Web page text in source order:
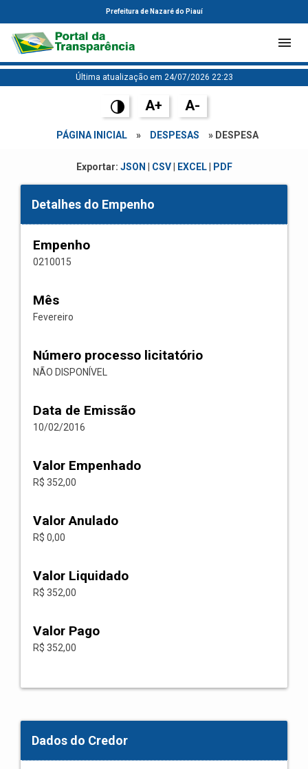
Prefeitura de Nazaré do Piauí
Última atualização em 24/07/2026 22:23
A+ A-
PÁGINA INICIAL » DESPESAS » DESPESA
Exportar: JSON CSV| EXCEL| PDF
Detalhes do Empenho
Empenho
0210015
Mês
Fevereiro
Número processo licitatório
NÃO DISPONÍVEL
Data de Emissão
10/02/2016
Valor Empenhado
R$ 352,00
Valor Anulado
R$ 0,00
Valor Liquidado
R$ 352,00
Valor Pago
R$ 352,00
Dados do Credor